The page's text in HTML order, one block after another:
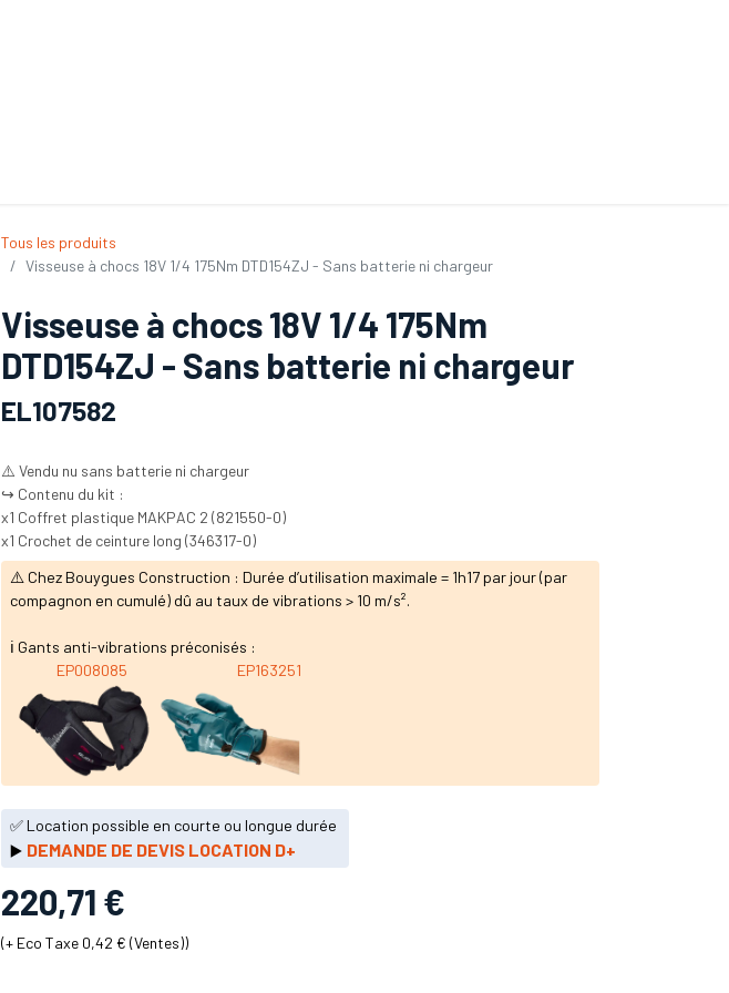
Tous les produits
Visseuse à chocs 18V 1/4 175Nm DTD154ZJ - Sans batterie ni chargeur
Visseuse à chocs 18V 1/4 175Nm
DTD154ZJ - Sans batterie ni chargeur
EL107582
⚠️ Vendu nu sans batterie ni chargeur
↪️ Contenu du kit :
x1 Coffret plastique MAKPAC 2 (821550-0)
x1 Crochet de ceinture long (346317-0)
⚠️ Chez Bouygues Construction : Durée d’utilisation maximale = 1h17 par jour (par
compagnon en cumulé) dû au taux de vibrations > 10 m/s².
ℹ️ Gants anti-vibrations préconisés :
EP008085
EP163251
✅ Location possible en courte ou longue durée
▶️ DEMANDE DE DEVIS LOCATION D+
220,71 €
(+ Eco Taxe 0,42 € (Ventes))